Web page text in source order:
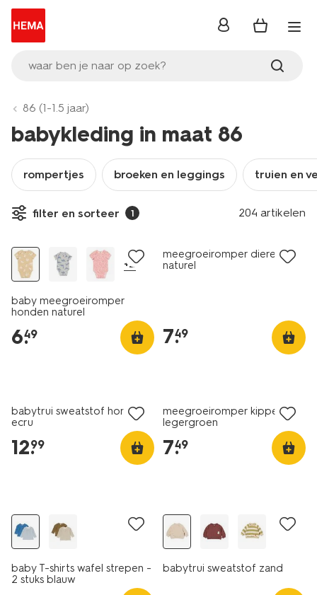
waar ben je naar op zoek?
inloggen
86 (1-1.5 jaar)
babykleding in maat 86
rompertjes broeken en leggings truien en
filter en sorteer 1 204 artikelen
+2
baby meegroeiromper
honden naturel
6.
49
meegroeiromper dieren
naturel
7.
49
babytrui sweatstof hond
ecru
12.
99
meegroeiromper kippen
legergroen
7.
49
baby T-shirts wafel strepen -
2 stuks blauw
babytrui sweatstof zand